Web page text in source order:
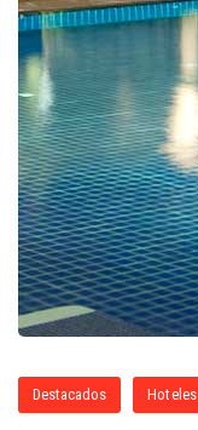
Destacados Hoteles